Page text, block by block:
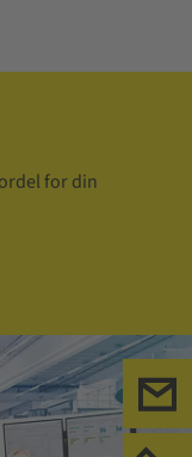
for din